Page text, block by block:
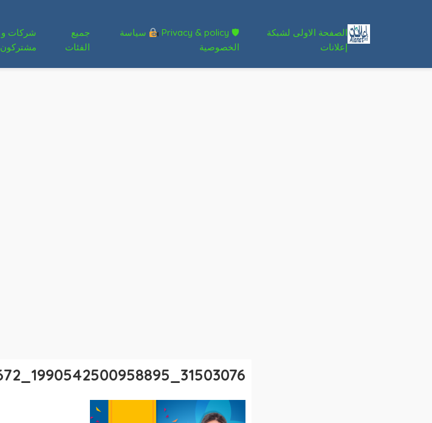
الصفحة الاولى لشبكة
إعلانات
🛡 Privacy & policy
سياسة
الخصوصية
جميع
الفئات
شركات و
مشتركون
31503076_1990542500958895_5567150490409500672_n